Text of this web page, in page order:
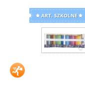
ART. SZKOLNE